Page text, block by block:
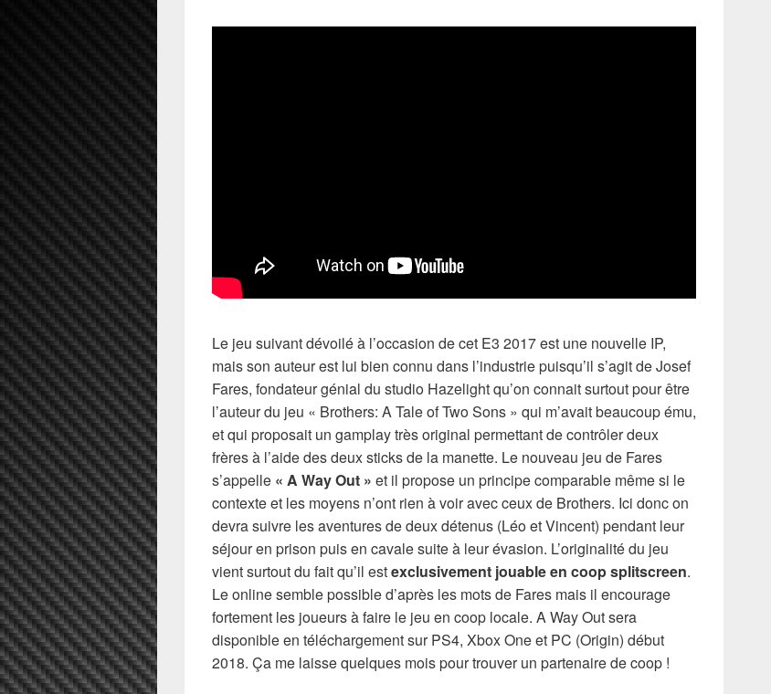
Le jeu suivant dévoilé à l’occasion de cet E3 2017 est une nouvelle IP,
mais son auteur est lui bien connu dans l’industrie puisqu’il s’agit de Josef
Fares, fondateur génial du studio Hazelight qu’on connait surtout pour être
l’auteur du jeu « Brothers: A Tale of Two Sons » qui m’avait beaucoup ému,
et qui proposait un gamplay très original permettant de contrôler deux
frères à l’aide des deux sticks de la manette. Le nouveau jeu de Fares
s’appelle « A Way Out » et il propose un principe comparable même si le
contexte et les moyens n’ont rien à voir avec ceux de Brothers. Ici donc on
devra suivre les aventures de deux détenus (Léo et Vincent) pendant leur
séjour en prison puis en cavale suite à leur évasion. L’originalité du jeu
vient surtout du fait qu’il estexclusivement jouable en coop splitscreen.
Le online semble possible d’après les mots de Fares mais il encourage
fortement les joueurs à faire le jeu en coop locale. A Way Out sera
disponible en téléchargement sur PS4, Xbox One et PC (Origin) début
2018. Ça me laisse quelques mois pour trouver un partenaire de coop !